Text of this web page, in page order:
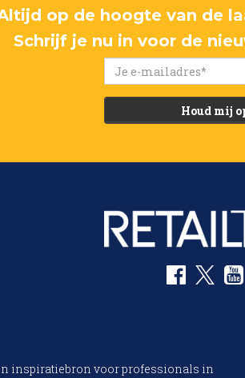
op de hoogte van de
Schrijf je nu in voor de
Houd mij
inspiratiebron voor professionals in